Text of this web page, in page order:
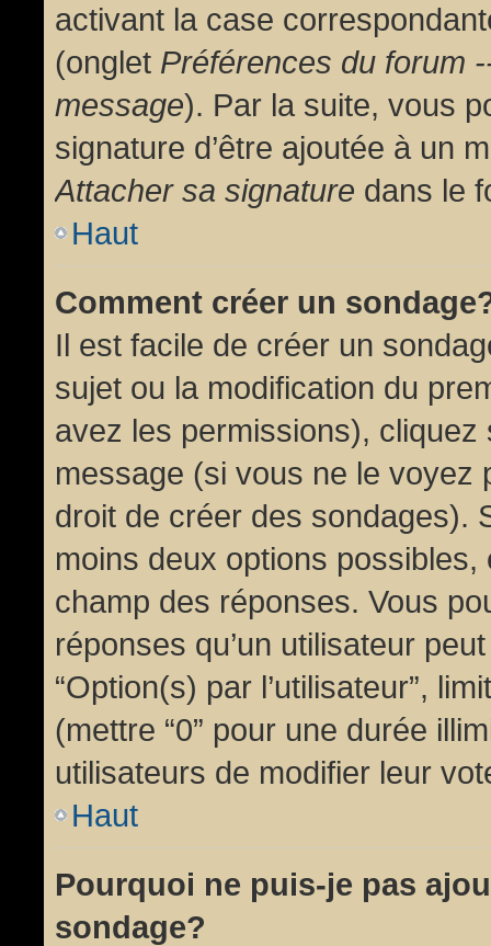
activant la case
(onglet Préférences du forum
message). Par la suite, vous
signature d’être ajoutée à un
Attacher sa signature dans le
Haut
Comment créer un
Il est facile de créer un
sujet ou la modification du
avez les permissions), cliquez
message (si vous ne le voyez
droit de créer des sondages).
moins deux options
champ des réponses. Vous
réponses qu’un utilisateur
“Option(s) par l’utilisateur”,
(mettre “0” pour une durée
utilisateurs de modifier leur
Haut
Pourquoi ne puis-je pas
sondage?